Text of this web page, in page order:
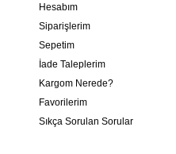
Hesabım
Siparişlerim
Sepetim
İade Taleplerim
Kargom Nerede?
Favorilerim
Sıkça Sorulan Sorular